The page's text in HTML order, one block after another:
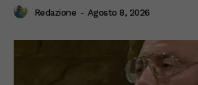
Redazione - Agosto 8, 2026